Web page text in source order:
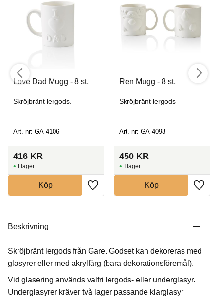
Love Dad Mugg - 8 st,
Skröjbränt lergods.
Art. nr: GA-4106
416 KR
I lager
Köp
Ren Mugg - 8 st,
Skröjbränt lergods
Art. nr: GA-4098
450 KR
I lager
Köp
Beskrivning
Skröjbränt lergods från Gare. Godset kan dekoreras med
glasyrer eller med akrylfärg (bara dekorationsföremål).
Vid glasering används valfri lergods- eller underglasyr.
Underglasyrer kräver två lager passande klarglasyr